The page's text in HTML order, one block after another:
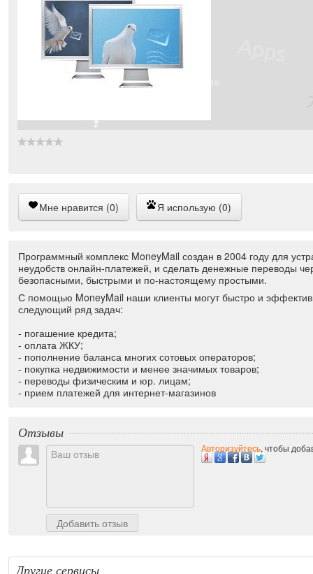
Мне нравится (0) Я использую (0)
Программный комплекс MoneyMail создан в 2004 году для
неудобств онлайн-платежей, и сделать денежные переводы
безопасными, быстрыми и по-настоящему простыми.
С помощью MoneyMail наши клиенты могут быстро и
следующий ряд задач:
- погашение кредита;
- оплата ЖКУ;
- пополнение баланса многих сотовых операторов;
- покупка недвижимости и менее значимых товаров;
- переводы физическим и юр. лицам;
- прием платежей для интернет-магазинов
Отзывы
Добавить отзыв
Авторизуйтесь, чтобы
Другие сервисы